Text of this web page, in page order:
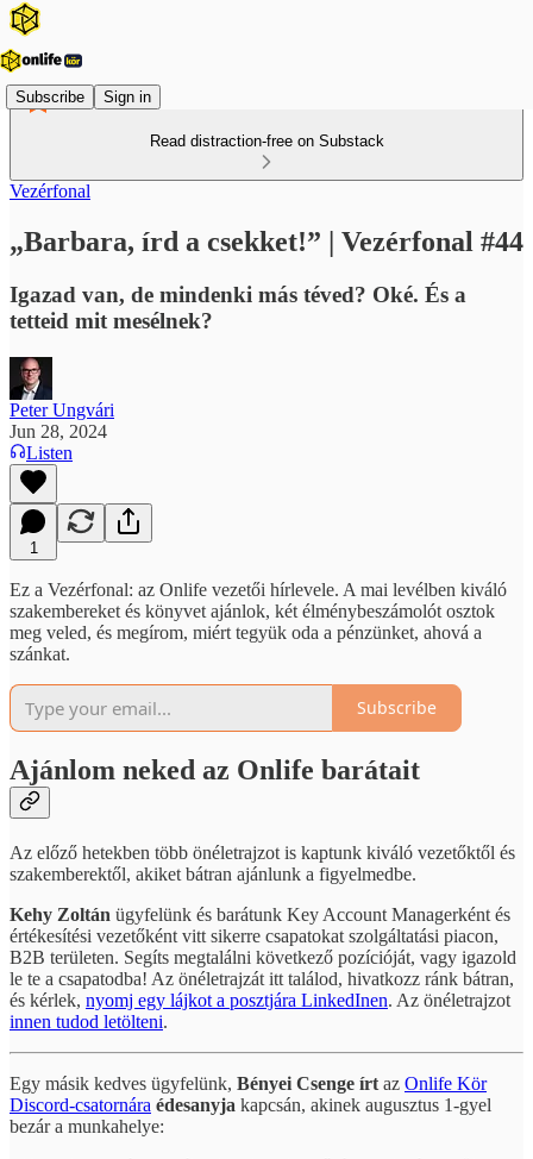
Subscribe Sign in
Read distraction-free on Substack
Vezérfonal
„Barbara, írd a csekket!” | Vezérfonal #44
Igazad van, de mindenki más téved? Oké. És a
tetteid mit mesélnek?
Peter Ungvári
Jun 28, 2024
Listen
1
Ez a Vezérfonal: az Onlife vezetői hírlevele. A mai levélben kiváló
szakembereket és könyvet ajánlok, két élménybeszámolót osztok
meg veled, és megírom, miért tegyük oda a pénzünket, ahová a
szánkat.
Subscribe
Ajánlom neked az Onlife barátait
Az előző hetekben több önéletrajzot is kaptunk kiváló vezetőktől és
szakemberektől, akiket bátran ajánlunk a figyelmedbe.
Kehy Zoltán ügyfelünk és barátunk Key Account Managerként és
értékesítési vezetőként vitt sikerre csapatokat szolgáltatási piacon,
B2B területen. Segíts megtalálni következő pozícióját, vagy igazold
le te a csapatodba! Az önéletrajzát itt találod, hivatkozz ránk bátran,
és kérlek, nyomj egy lájkot a posztjára LinkedInen. Az önéletrajzot
innen tudod letölteni.
Egy másik kedves ügyfelünk, Bényei Csenge írt az Onlife Kör
Discord-csatornára édesanyja kapcsán, akinek augusztus 1-gyel
bezár a munkahelye: